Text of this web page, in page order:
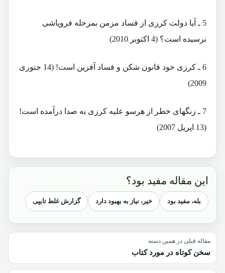
5 ـ آیا دولت کرزی از فساد مزمن بمرحله فروپاشی
نرسیده است؟ (4 اکتوبر 2010)
6 ـ کرزی خود قانون شکن و فساد آفرین است! (14 جنوری
2009)
7 ـ زنگهای خطر از هرسو علیه کرزی به صدا درآمده است!
(13 اپریل 2007)
این مقاله مفید بود؟
بله، مفید بود خیر، نیاز به بهبود دارد گزارش غلط تایپی
مقاله قبلی در همین دسته
سخن کوتاه در مورد کتاب